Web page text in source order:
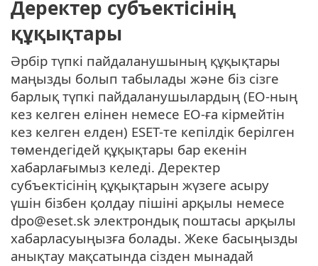
Деректер субъектісінің
құқықтары
Әрбір түпкі пайдаланушының құқықтары
маңызды болып табылады және біз сізге
барлық түпкі пайдаланушылардың (ЕО-ның
кез келген елінен немесе ЕО-ға кірмейтін
кез келген елден) ESET-те кепілдік берілген
төмендегідей құқықтары бар екенін
хабарлағымыз келеді. Деректер
субъектісінің құқықтарын жүзеге асыру
үшін бізбен қолдау пішіні арқылы немесе
dpo@eset.sk электрондық поштасы арқылы
хабарласуыңызға болады. Жеке басыңызды
анықтау мақсатында сізден мынадай